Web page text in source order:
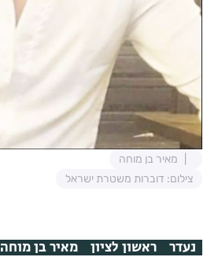
מאיר בן מוחה
צילום: דוברות משטרת ישראל
נעדר ראשון לציון מאיר בן מוחה